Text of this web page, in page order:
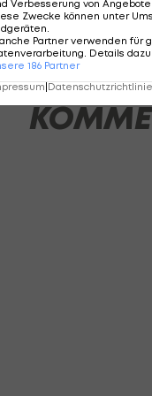
Verbesserung von
Zwecke können unter
Partner verwenden für
Details
186 Partner
|Datenschutzrichtlinie